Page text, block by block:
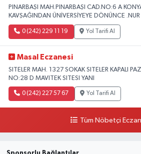
PINARBAŞI MAH.PINARBAŞI CAD.NO:6 A
KAVŞAĞINDAN ÜNİVERSİYEYE DÖNÜNCE .NUR
0 (242) 229 11 19 Yol Tarifi Al
Masal Eczanesi
SITELER MAH. 1327 SOKAK SITELER KAPALI
NO:28 D MAVITEK SITESI YANI
0 (242) 227 57 67 Yol Tarifi Al
Tüm Nöbetçi